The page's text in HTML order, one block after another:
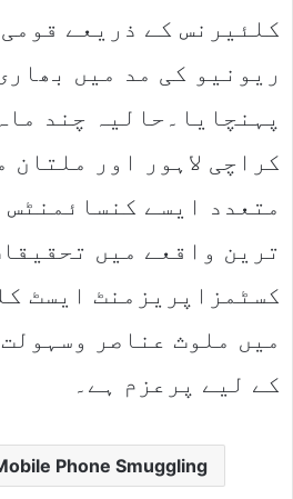
کلئیرنس کے ذریعے
ریونیو کی مد میں
پہنچایا۔حالیہ چند
کراچی لاہور اور ملتان
متعدد ایسے کنسائمنٹس
ترین واقعے میں
کسٹمزاپریزمنٹ ایسٹ
میں ملوث عناصر
کے لیے پرعزم ہے۔
Phone Smuggling